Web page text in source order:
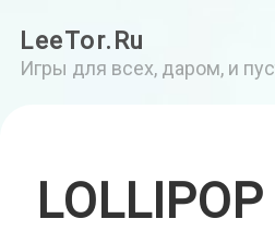
LeeTor.Ru
Игры для всех, даром, и